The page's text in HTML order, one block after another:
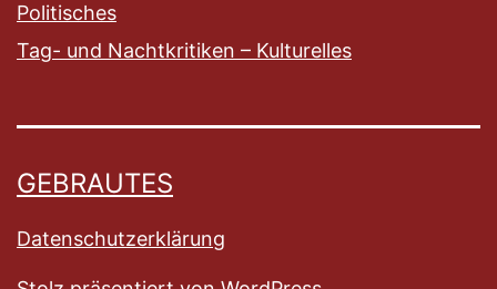
Politisches
Tag- und Nachtkritiken – Kulturelles
GEBRAUTES
Datenschutzerklärung